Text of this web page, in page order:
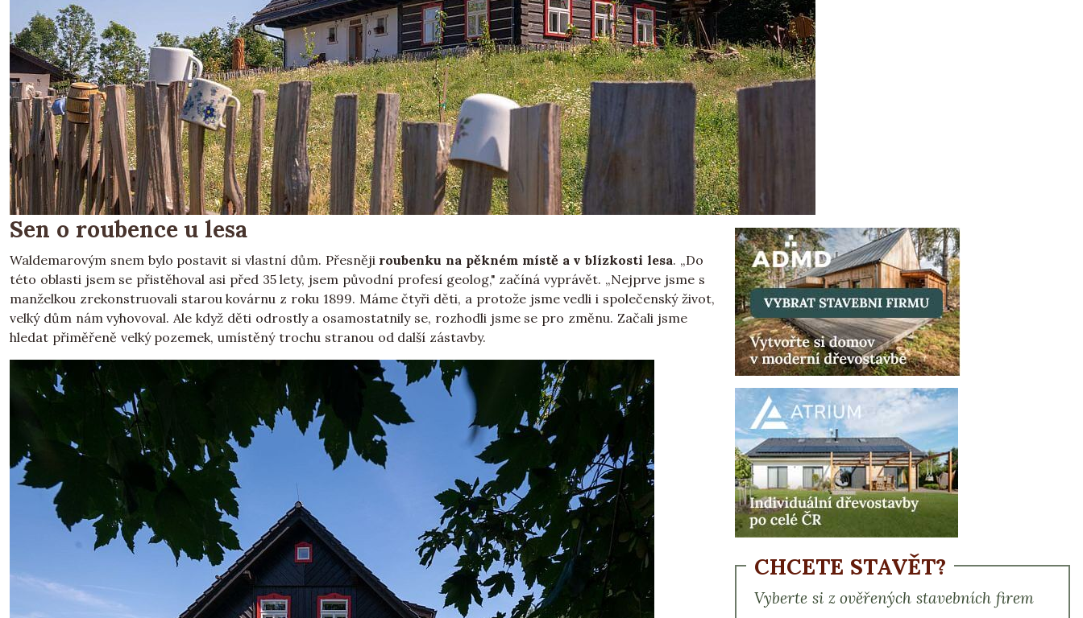
Sen o roubence u lesa
Waldemarovým snem bylo postavit si vlastní dům. Přesněji roubenku na pěkném místě a v blízkosti lesa. „Do
této oblasti jsem se přistěhoval asi před 35 lety, jsem původní profesí geolog," začíná vyprávět. „Nejprve jsme s
manželkou zrekonstruovali starou kovárnu z roku 1899. Máme čtyři děti, a protože jsme vedli i společenský život,
velký dům nám vyhovoval. Ale když děti odrostly a osamostatnily se, rozhodli jsme se pro změnu. Začali jsme
hledat přiměřeně velký pozemek, umístěný trochu stranou od další zástavby.
CHCETE STAVĚT?
Vyberte si z ověřených stavebních firem